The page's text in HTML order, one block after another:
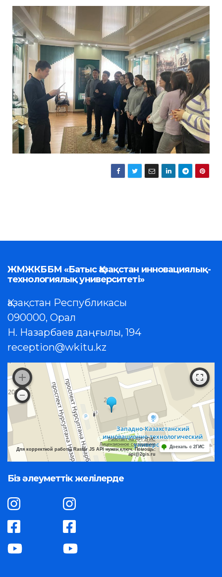
ЖМЖКББМ «Батыс Қазақстан инновациялық-
технологиялық университеті»
Қазақстан Республикасы
090000, Орал
Н. Назарбаев даңғылы, 194
reception@wkitu.kz
Работает на API 2ГИС
Лицензионное соглашение
Для корректной работы Raster JS API нужен ключ. Помощь:
api@2gis.ru
Доехать с 2ГИС
Біз әлеуметтік желілерде